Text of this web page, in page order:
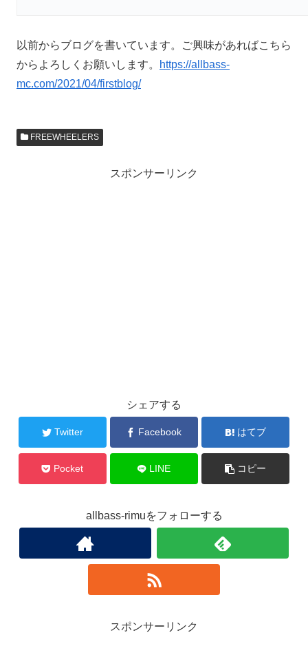
以前からブログを書いています。ご興味があればこちら
からよろしくお願いします。
https://allbass-
mc.com/2021/04/firstblog/
FREEWHEELERS
スポンサーリンク
シェアする
Twitter Facebook はてブ
Pocket LINE コピー
allbass-rimuをフォローする
スポンサーリンク